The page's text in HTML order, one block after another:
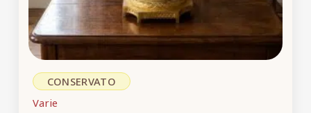
CONSERVATO
Varie